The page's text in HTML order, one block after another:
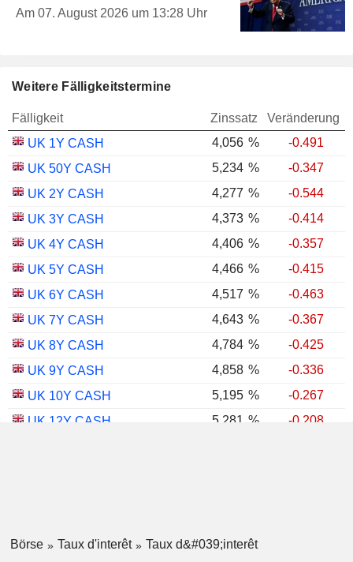
Am 07. August 2026 um 13:28 Uhr
Weitere Fälligkeitstermine
Fälligkeit Zinssatz
Veränderung
UK 1Y CASH
4,056 %
-0.491
UK 50Y CASH
5,234 %
-0.347
UK 2Y CASH
4,277 %
-0.544
UK 3Y CASH
4,373 %
-0.414
UK 4Y CASH
4,406 %
-0.357
UK 5Y CASH
4,466 %
-0.415
UK 6Y CASH
4,517 %
-0.463
UK 7Y CASH
4,643 %
-0.367
UK 8Y CASH
4,784 %
-0.425
UK 9Y CASH
4,858 %
-0.336
UK 10Y CASH
5,195 %
-0.267
UK 12Y CASH
5,281 %
-0.208
UK 10Y INFLATION INDEXED
1,754%
Börse Taux d'interêt Taux d&#039;interêt